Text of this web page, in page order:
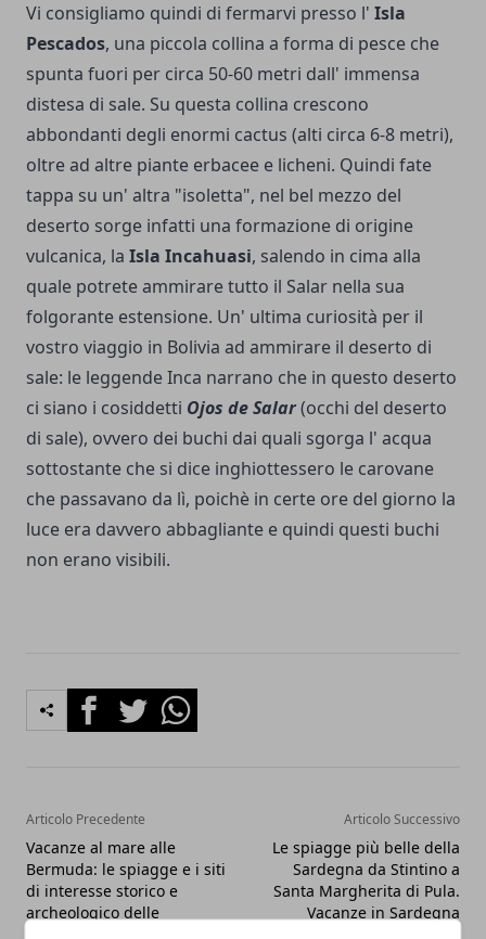
Vi consigliamo quindi di fermarvi presso l' Isla
Pescados, una piccola collina a forma di pesce che
spunta fuori per circa 50-60 metri dall' immensa
distesa di sale. Su questa collina crescono
abbondanti degli enormi cactus (alti circa 6-8 metri),
oltre ad altre piante erbacee e licheni. Quindi fate
tappa su un' altra "isoletta", nel bel mezzo del
deserto sorge infatti una formazione di origine
vulcanica, la Isla Incahuasi, salendo in cima alla
quale potrete ammirare tutto il Salar nella sua
folgorante estensione. Un' ultima curiosità per il
vostro viaggio in Bolivia ad ammirare il deserto di
sale: le leggende Inca narrano che in questo deserto
ci siano i cosiddetti Ojos de Salar(occhi del deserto
di sale), ovvero dei buchi dai quali sgorga l' acqua
sottostante che si dice inghiottessero le carovane
che passavano da lì, poichè in certe ore del giorno la
luce era davvero abbagliante e quindi questi buchi
non erano visibili.
FacebookTwitterWhatsapp
Articolo Precedente
Vacanze al mare alle
Bermuda: le spiagge e i siti
di interesse storico e
archeologico delle
Articolo Successivo
Le spiagge più belle della
Sardegna da Stintino a
Santa Margherita di Pula.
Vacanze in Sardegna